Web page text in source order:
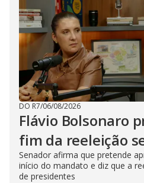
DO R7/06/08/2026
Flávio Bolsonaro
fim da reeleição
Senador afirma que pretende
início do mandato e diz que a
de presidentes